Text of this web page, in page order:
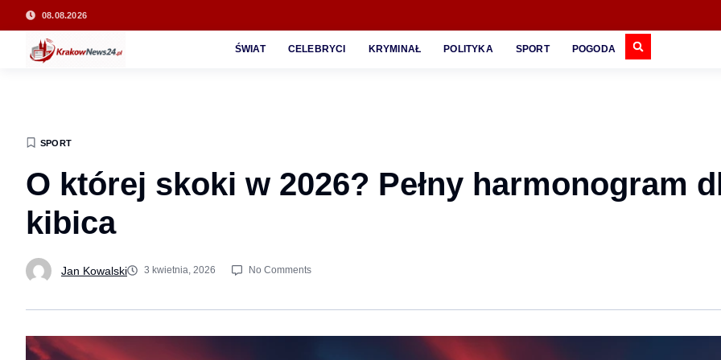
08.08.2026
ŚWIAT CELEBRYCI KRYMINAŁ POLITYKA SPORT POGODA
SPORT
O której skoki w 2026? Pełny harmonogram
kibica
Jan Kowalski 3 kwietnia, 2026 No Comments